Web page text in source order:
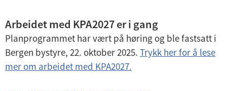
Arbeidet med KPA2027 er i gang
Planprogrammet har vært på høring og ble fastsatt i
Bergen bystyre, 22. oktober 2025. Trykk her for å lese
mer om arbeidet med KPA2027.